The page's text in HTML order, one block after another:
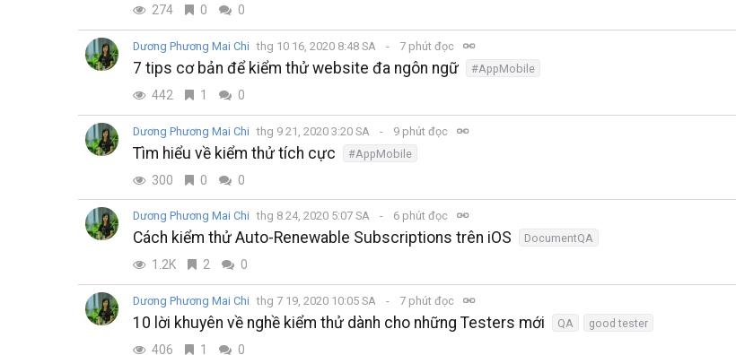
274 0 0
Dương Phương Mai Chi thg 10 16, 2020 8:48 SA 7 phút đọc
7 tips cơ bản để kiểm thử website đa ngôn ngữ #AppMobile
442 1 0
Dương Phương Mai Chi thg 9 21, 2020 3:20 SA 9 phút đọc
Tìm hiểu về kiểm thử tích cực #AppMobile
300 0 0
Dương Phương Mai Chi thg 8 24, 2020 5:07 SA 6 phút đọc
Cách kiểm thử Auto-Renewable Subscriptions trên iOS DocumentQA
1.2K 2 0
Dương Phương Mai Chi thg 7 19, 2020 10:05 SA 7 phút đọc
10 lời khuyên về nghề kiểm thử dành cho những Testers mới QA good tester
406 1 0